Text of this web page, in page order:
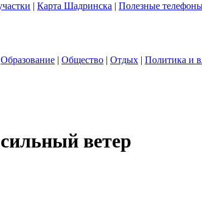
| Карта Шадринска | Полезные
Образование | Общество | Отдых | Политика и
ветер